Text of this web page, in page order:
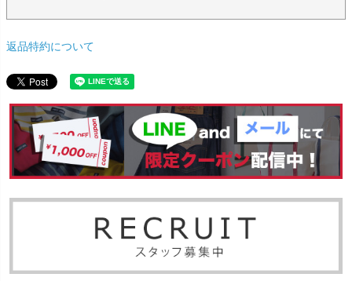
返品特約について